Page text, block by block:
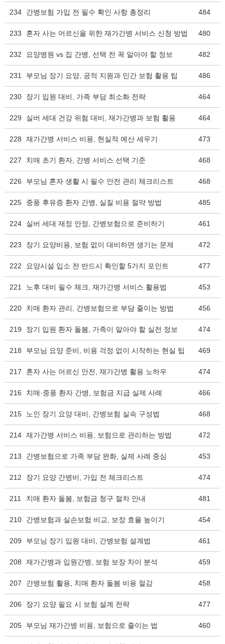
234 간병보험 가입 전 필수 확인 사항 총정리 484
233 혼자 사는 어르신을 위한 재가간병 서비스 신청 방법 480
232 요양병원 vs 집 간병, 선택 전 꼭 알아야 할 정보 482
231 부모님 장기 요양, 공적 지원과 민간 보험 활용 팁 486
230 장기 입원 대비, 가족 부담 최소화 전략 464
229 실버 세대 건강 위험 대비, 재가간병과 보험 활용 464
228 재가간병 서비스 비용, 현실적 예산 세우기 473
227 치매 초기 환자, 간병 서비스 선택 기준 468
226 부모님 혼자 생활 시 필수 안전 관리 체크리스트 468
225 중풍 후유증 환자 간병, 실질 비용 절약 방법 485
224 실버 세대 재정 안정, 간병보험으로 준비하기 461
223 장기 요양비용, 보험 없이 대비하면 생기는 문제 472
222 요양시설 입소 전 반드시 확인할 5가지 포인트 477
221 노후 대비 필수 체크, 재가간병 서비스 활용법 453
220 치매 환자 관리, 간병보험으로 부담 줄이는 방법 456
219 장기 입원 환자 돌봄, 가족이 알아야 할 실전 정보 474
218 부모님 요양 준비, 비용 걱정 없이 시작하는 현실 팁 469
217 혼자 사는 어르신 안전, 재가간병 활용 노하우 474
216 치매·중풍 환자 간병, 보험금 지급 실제 사례 466
215 노인 장기 요양 대비, 간병보험 실속 구성법 468
214 재가간병 서비스 비용, 보험으로 관리하는 방법 472
213 간병보험으로 가족 부담 완화, 실제 사례 중심 453
212 장기 요양 간병비, 가입 전 체크리스트 474
211 치매 환자 돌봄, 보험금 청구 절차 안내 481
210 간병보험과 실손보험 비교, 보장 효율 높이기 454
209 부모님 장기 입원 대비, 간병보험 설계법 461
208 재가간병과 입원간병, 보험 보장 차이 분석 459
207 간병보험 활용, 치매 환자 돌봄 비용 절감 458
206 장기 요양 필요 시 보험 설계 전략 477
205 부모님 재가간병 비용, 보험으로 줄이는 법 460